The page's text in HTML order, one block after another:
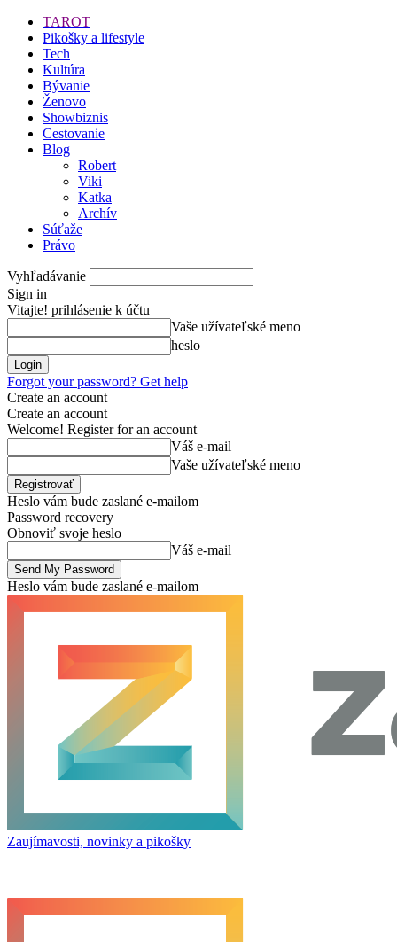
TAROT
Pikošky a lifestyle
Tech
Kultúra
Bývanie
Ženovo
Showbiznis
Cestovanie
Blog
Robert
Viki
Katka
Archív
Súťaže
Právo
Vyhľadávanie
Sign in
Vitajte! prihlásenie k účtu
Vaše užívateľské meno
heslo
Forgot your password? Get help
Create an account
Create an account
Welcome! Register for an account
Váš e-mail
Vaše užívateľské meno
Heslo vám bude zaslané e-mailom
Password recovery
Obnoviť svoje heslo
Váš e-mail
Heslo vám bude zaslané e-mailom
Zaujímavosti, novinky a pikošky